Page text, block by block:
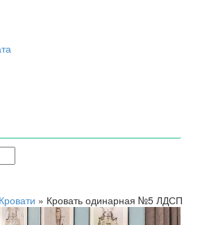
Кровати » Кровать одинарная №5 ЛДСП